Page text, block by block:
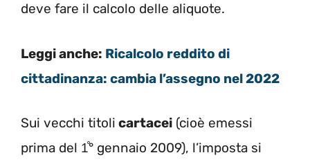
deve fare il calcolo delle aliquote.
Leggi anche: Ricalcolo reddito di
cittadinanza: cambia l’assegno nel 2022
Sui vecchi titoli cartacei (cioè emessi
prima del 1̊° gennaio 2009), l’imposta si